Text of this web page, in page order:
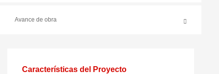
Avance de obra
Características del Proyecto